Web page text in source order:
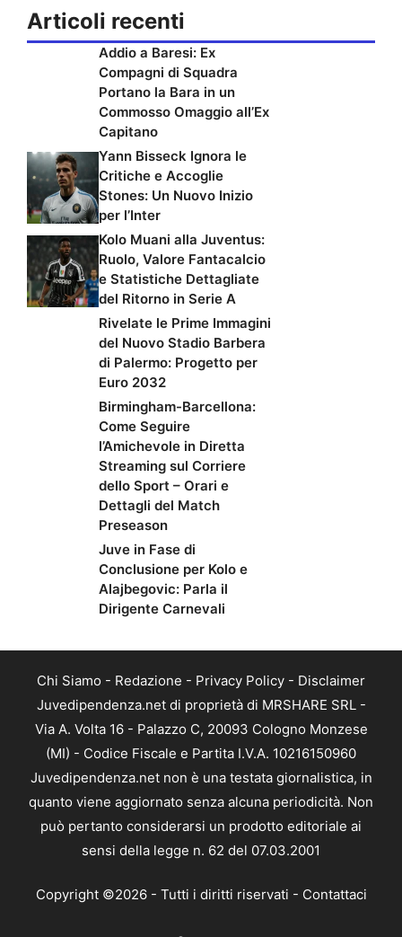
Articoli recenti
Addio a Baresi: Ex
Compagni di Squadra
Portano la Bara in un
Commosso Omaggio all’Ex
Capitano
Yann Bisseck Ignora le
Critiche e Accoglie
Stones: Un Nuovo Inizio
per l’Inter
Kolo Muani alla Juventus:
Ruolo, Valore Fantacalcio
e Statistiche Dettagliate
del Ritorno in Serie A
Rivelate le Prime Immagini
del Nuovo Stadio Barbera
di Palermo: Progetto per
Euro 2032
Birmingham-Barcellona:
Come Seguire
l’Amichevole in Diretta
Streaming sul Corriere
dello Sport – Orari e
Dettagli del Match
Preseason
Juve in Fase di
Conclusione per Kolo e
Alajbegovic: Parla il
Dirigente Carnevali
Chi Siamo - Redazione - Privacy Policy - Disclaimer
Juvedipendenza.net di proprietà di MRSHARE SRL -
Via A. Volta 16 - Palazzo C, 20093 Cologno Monzese
(MI) - Codice Fiscale e Partita I.V.A. 10216150960
Juvedipendenza.net non è una testata giornalistica, in
quanto viene aggiornato senza alcuna periodicità. Non
può pertanto considerarsi un prodotto editoriale ai
sensi della legge n. 62 del 07.03.2001
Copyright ©2026 - Tutti i diritti riservati - Contattaci